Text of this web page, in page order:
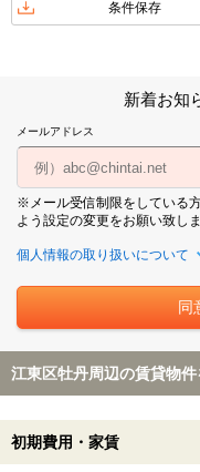
条件保存
新着お知
メールアドレス
※メール受信制限をしている
よう設定の変更をお願い致しま
個人情報の取り扱いについて
江東区牡丹周辺の賃貸物
初期費用・家賃